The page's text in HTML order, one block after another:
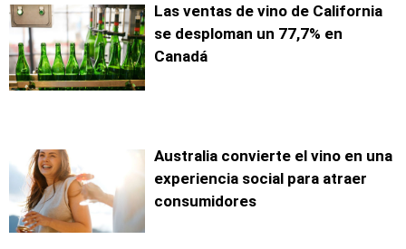
Las ventas de vino de California
se desploman un 77,7% en
Canadá
Australia convierte el vino en una
experiencia social para atraer
consumidores